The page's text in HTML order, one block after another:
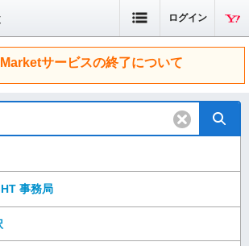
ログイン
サービスの終了について
事務局